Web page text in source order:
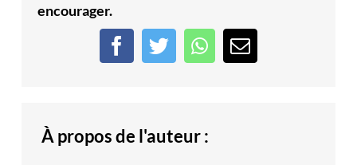
encourager.
Facebook
TwitterWhatsApp
Email
À propos de l'auteur :